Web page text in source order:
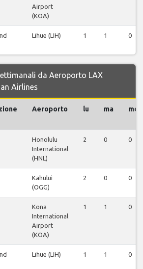
Airport
(KOA)
Lihue (LIH) 1 1 0
da Aeroporto LAX
Airlines
Aeroporto lu ma me
Honolulu
International
(HNL)
2 0 0
Kahului
(OGG)
2 0 0
Kona
International
Airport
(KOA)
1 1 0
Lihue (LIH) 1 1 0